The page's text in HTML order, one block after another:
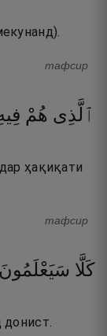
тафсир
ٱلَّذِى هُمْ
ҳақиқати
тафсир
كَلَّا سَيَعْلَمُونَ
донист.